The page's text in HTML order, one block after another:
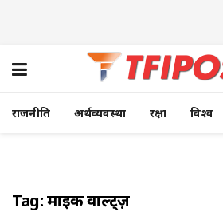
राजनीति अर्थव्यवस्था रक्षा विश्व
Tag:माइक वाल्ट्ज़